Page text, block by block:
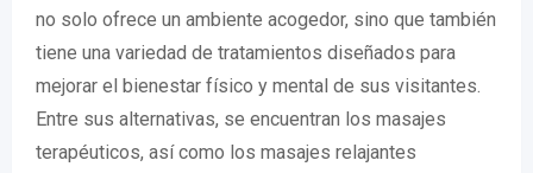
no solo ofrece un ambiente acogedor, sino que también
tiene una variedad de tratamientos diseñados para
mejorar el bienestar físico y mental de sus visitantes.
Entre sus alternativas, se encuentran los masajes
terapéuticos, así como los masajes relajantes